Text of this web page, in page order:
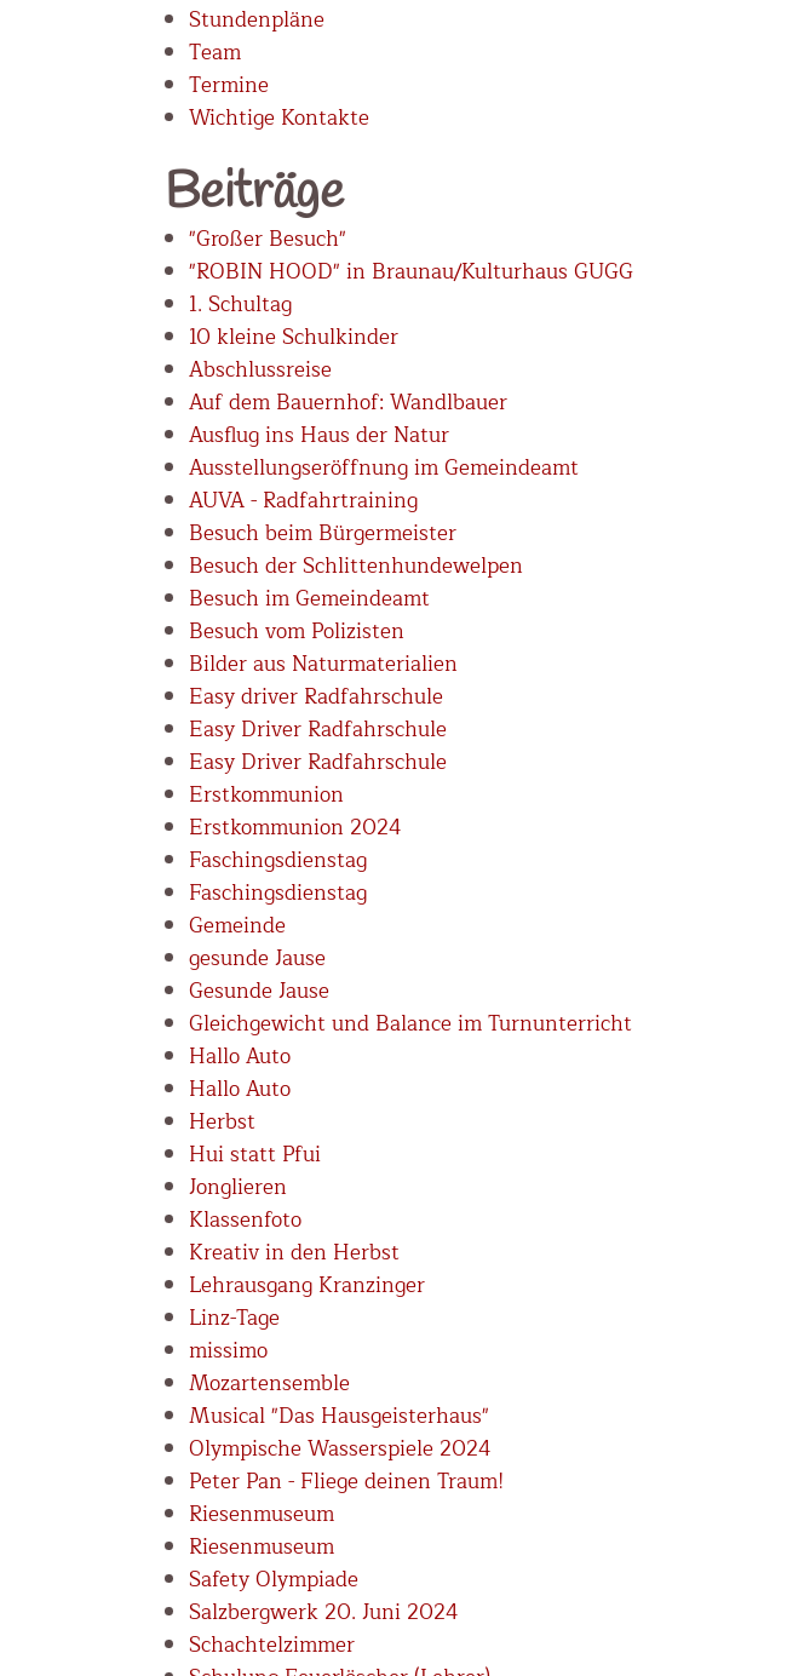
Stundenpläne
Team
Termine
Wichtige Kontakte
Beiträge
"Großer Besuch"
"ROBIN HOOD" in Braunau/Kulturhaus GUGG
1. Schultag
10 kleine Schulkinder
Abschlussreise
Auf dem Bauernhof: Wandlbauer
Ausflug ins Haus der Natur
Ausstellungseröffnung im Gemeindeamt
AUVA - Radfahrtraining
Besuch beim Bürgermeister
Besuch der Schlittenhundewelpen
Besuch im Gemeindeamt
Besuch vom Polizisten
Bilder aus Naturmaterialien
Easy driver Radfahrschule
Easy Driver Radfahrschule
Easy Driver Radfahrschule
Erstkommunion
Erstkommunion 2024
Faschingsdienstag
Faschingsdienstag
Gemeinde
gesunde Jause
Gesunde Jause
Gleichgewicht und Balance im Turnunterricht
Hallo Auto
Hallo Auto
Herbst
Hui statt Pfui
Jonglieren
Klassenfoto
Kreativ in den Herbst
Lehrausgang Kranzinger
Linz-Tage
missimo
Mozartensemble
Musical "Das Hausgeisterhaus"
Olympische Wasserspiele 2024
Peter Pan - Fliege deinen Traum!
Riesenmuseum
Riesenmuseum
Safety Olympiade
Salzbergwerk 20. Juni 2024
Schachtelzimmer